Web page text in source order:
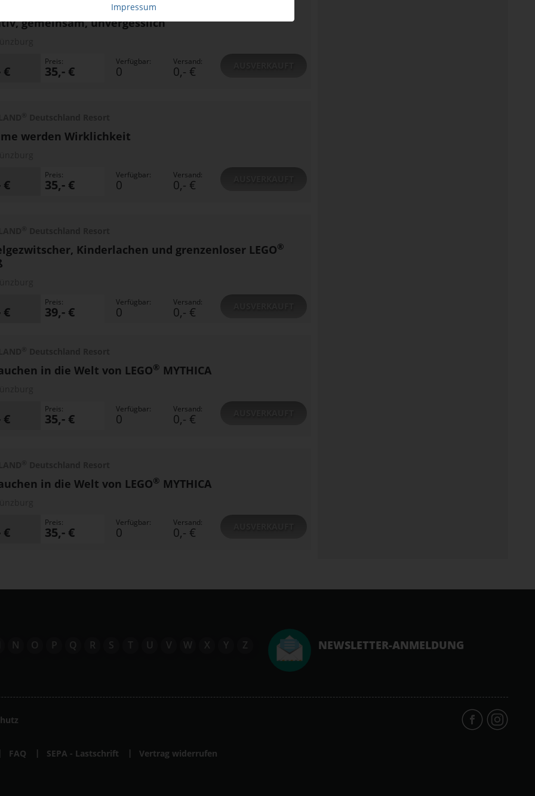
Impressum
gemeinsam, unvergesslich
€
Preis:
35,- €
Verfügbar:
0
Versand:
0,- €
werden Wirklichkeit
€
Preis:
35,- €
Verfügbar:
0
Versand:
0,- €
Kinderlachen und grenzenloser LEGO®
€
Preis:
39,- €
Verfügbar:
0
Versand:
0,- €
in die Welt von LEGO® MYTHICA
€
Preis:
35,- €
Verfügbar:
0
Versand:
0,- €
in die Welt von LEGO® MYTHICA
€
Preis:
35,- €
Verfügbar:
0
Versand:
0,- €
N O P Q R S T U V W X Y Z NEWSLETTER-ANMELDUNG
FAQ SEPA - Lastschrift Vertrag widerrufen